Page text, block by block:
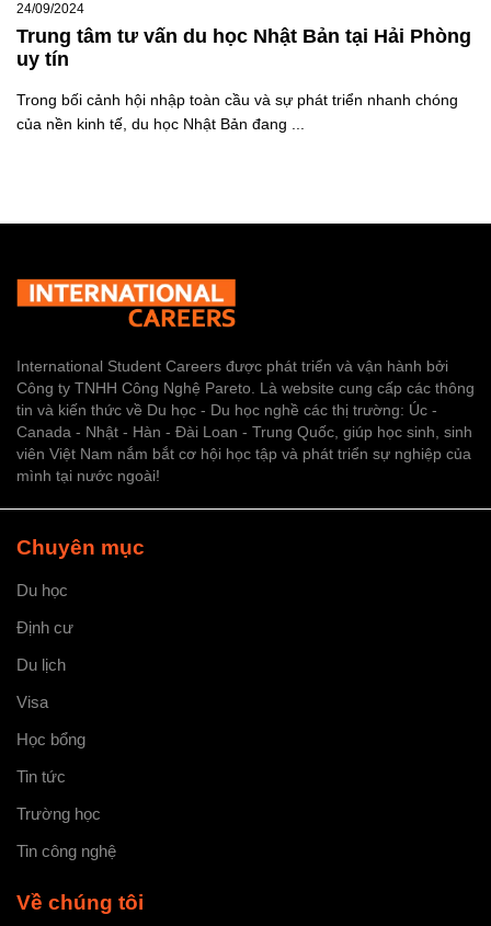
24/09/2024
Trung tâm tư vấn du học Nhật Bản tại Hải Phòng
uy tín
Trong bối cảnh hội nhập toàn cầu và sự phát triển nhanh chóng
của nền kinh tế, du học Nhật Bản đang ...
International Student Careers được phát triển và vận hành bởi
Công ty TNHH Công Nghệ Pareto. Là website cung cấp các thông
tin và kiến thức về Du học - Du học nghề các thị trường: Úc -
Canada - Nhật - Hàn - Đài Loan - Trung Quốc, giúp học sinh, sinh
viên Việt Nam nắm bắt cơ hội học tập và phát triển sự nghiệp của
mình tại nước ngoài!
Chuyên mục
Du học
Định cư
Du lịch
Visa
Học bổng
Tin tức
Trường học
Tin công nghệ
Về chúng tôi